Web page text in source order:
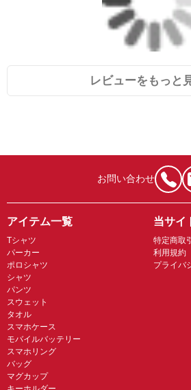
レビューをもっと
お問い合わせ
アイテム一覧
Tシャツ
パーカー
ポロシャツ
シャツ
パンツ
スウェット
タオル
スマホケース
モバイルバッテリー
スマホリング
バッグ
マグカップ
当サイ
特定商取
利用規約
プライバ